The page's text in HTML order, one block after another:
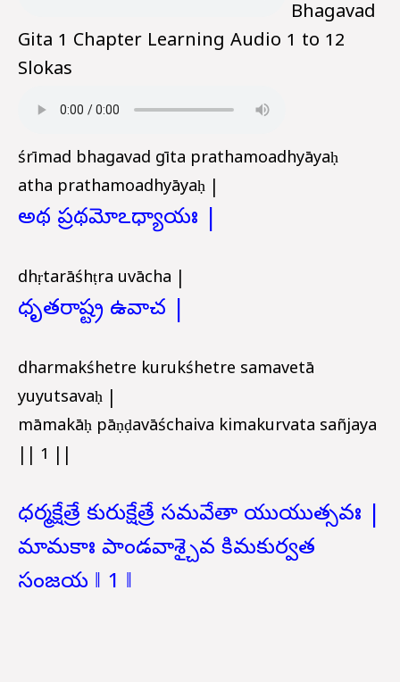
Bhagavad
Gita 1 Chapter Learning Audio 1 to 12
Slokas
śrīmad bhagavad gīta prathamoadhyāyaḥ
atha prathamoadhyāyaḥ |
అథ ప్రథమోఽధ్యాయః |
dhṛtarāśhṭra uvācha |
ధృతరాష్ట్ర ఉవాచ |
dharmakśhetre kurukśhetre samavetā
yuyutsavaḥ |
māmakāḥ pāṇḍavāśchaiva kimakurvata sañjaya
|| 1 ||
ధర్మక్షేత్రే కురుక్షేత్రే సమవేతా యుయుత్సవః |
మామకాః పాండవాశ్చైవ కిమకుర్వత
సంజయ ‖ 1 ‖